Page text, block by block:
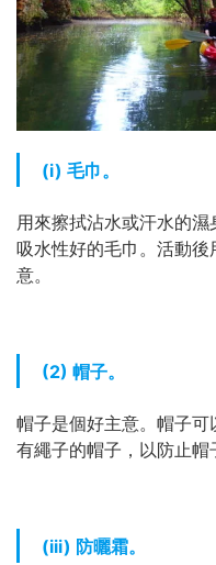
(i) 毛巾。
用來擦拭沾水或汗水的
吸水性好的毛巾。活動
意。
(2) 帽子。
帽子是個好主意。帽子
有繩子的帽子，以防止帽
(iii) 防曬霜。